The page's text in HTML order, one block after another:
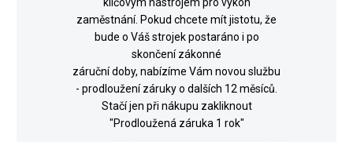
zaměstnání. Pokud chcete mít jistotu, že
bude o Váš strojek postaráno i po
skončení zákonné
záruční doby, nabízíme Vám novou službu
- prodloužení záruky o dalších 12 měsíců.
Stačí jen při nákupu zakliknout
"Prodloužená záruka 1 rok"